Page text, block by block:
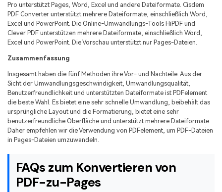
Pro unterstützt Pages, Word, Excel und andere Dateiformate. Cisdem
PDF Converter unterstützt mehrere Dateiformate, einschließlich Word,
Excel und PowerPoint. Die Online-Umwandlungs-Tools HiPDF und
Clever PDF unterstützen mehrere Dateiformate, einschließlich Word,
Excel und PowerPoint. Die Vorschau unterstützt nur Pages-Dateien.
Zusammenfassung
Insgesamt haben die fünf Methoden ihre Vor- und Nachteile. Aus der
Sicht der Umwandlungsgeschwindigkeit, Umwandlungsqualität,
Benutzerfreundlichkeit und unterstützten Dateiformate ist PDFelement
die beste Wahl. Es bietet eine sehr schnelle Umwandlung, beibehält das
ursprüngliche Layout und die Formatierung, bietet eine sehr
benutzerfreundliche Oberfläche und unterstützt mehrere Dateiformate.
Daher empfehlen wir die Verwendung von PDFelement, um PDF-Dateien
in Pages-Dateien umzuwandeln.
FAQs zum Konvertieren von
PDF-zu-Pages